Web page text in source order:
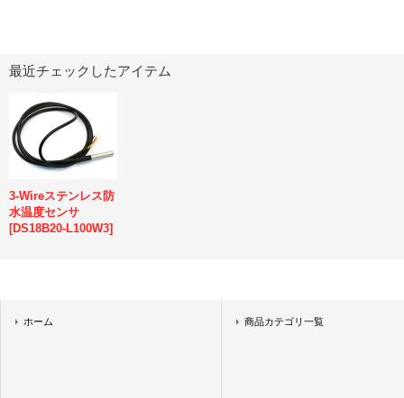
最近チェックしたアイテム
3-Wireステンレス防
水温度センサ
[DS18B20-L100W3]
ホーム 商品カテゴリ一覧